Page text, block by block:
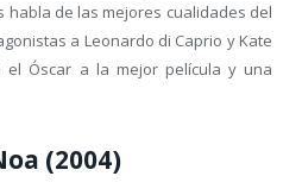
habla de las mejores cualidades del
a Leonardo di Caprio y Kate
el Óscar a la mejor película y una
(2004)